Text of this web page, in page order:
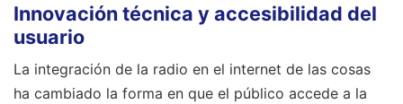
Innovación técnica y accesibilidad del
usuario
La integración de la radio en el internet de las cosas
ha cambiado la forma en que el público accede a la